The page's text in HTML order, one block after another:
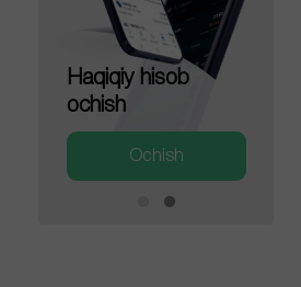
Haqiqiy hisob
ochish
Ochish